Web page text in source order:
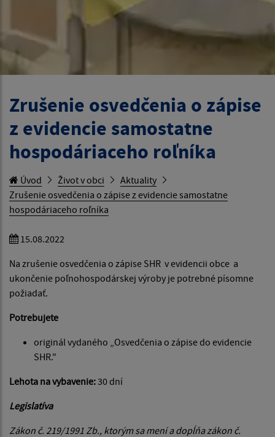
Zrušenie osvedčenia o zápise
z evidencie samostatne
hospodáriaceho roľníka
Úvod Život v obci
Aktuality
Zrušenie osvedčenia o zápise z evidencie samostatne
hospodáriaceho roľníka
15.08.2022
Na zrušenie osvedčenia o zápise SHR v evidencii obce a
ukončenie poľnohospodárskej výroby je potrebné písomne
požiadať.
Potrebujete
originál vydaného „Osvedčenia o zápise do evidencie
SHR."
Lehota na vybavenie:30 dní
Legislatíva
Zákon č. 219/1991 Zb., ktorým sa mení a dopĺňa zákon č.